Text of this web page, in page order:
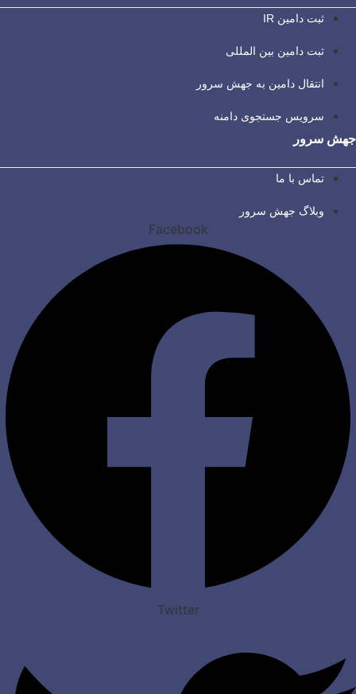
ثبت دامین IR
ثبت دامین بین المللی
انتقال دامین به جهش سرور
سرویس جستجوی دامنه
جهش سرور
تماس با ما
وبلاگ جهش سرور
Facebook
Twitter